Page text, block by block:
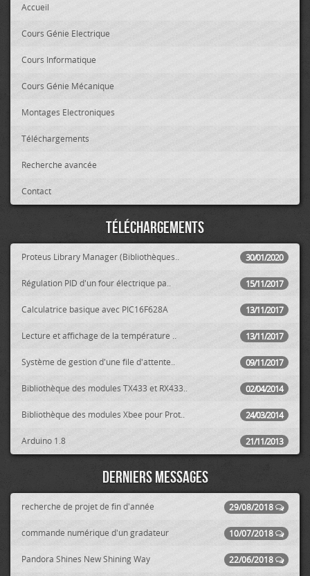
Accueil
Cours Génie Electrique
Cours Informatique
Cours Génie Mécanique
Montages Electroniques
Téléchargements
Recherche avancée
Contact
Téléchargements
30/01/2020
Proteus Library Manager (Bibliothèques..
15/11/2017
Régulation PID d'un four électrique pa..
13/11/2017
Calculatrice basique avec PIC16F628A
13/11/2017
Lecture et affichage de la température ..
09/11/2017
Système de gestion d'une file d'attente..
02/04/2014
Bibliothèque des modules TX433 et RX433..
24/03/2014
Bibliothèque des modules Xbee pour Prot..
21/11/2013
Arduino 1.8
Derniers messages
29/08/2018
recherche de projet de fin d'année
10/07/2018
commande numérique d'un gradateur
22/06/2018
Pandora Shines New Shining Way